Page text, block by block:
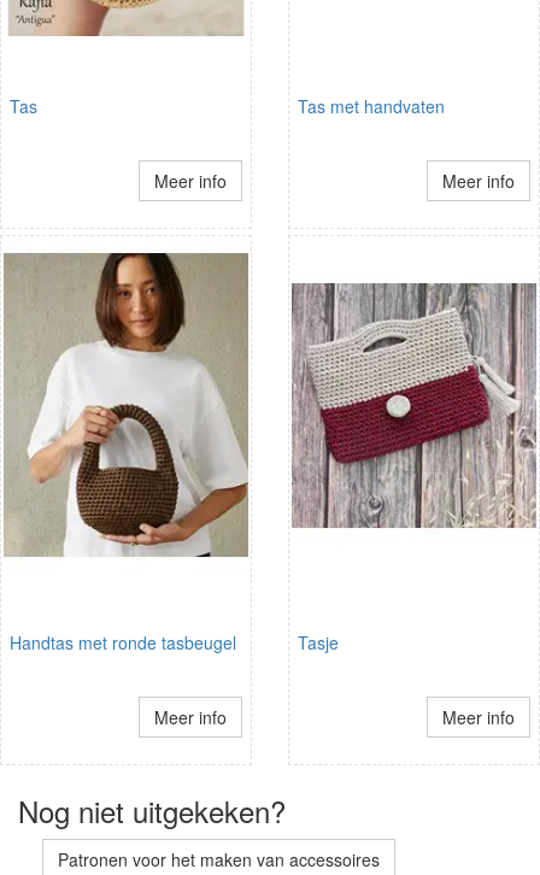
Tas
Meer info
Tas met handvaten
Meer info
Handtas met ronde tasbeugel
Meer info
Tasje
Meer info
Nog niet uitgekeken?
Patronen voor het maken van accessoires